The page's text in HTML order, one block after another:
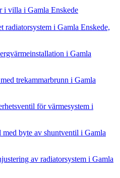
i villa i Gamla Enskede
radiatorsystem i Gamla Enskede,
i Gamla
trekammarbrunn i Gamla
för värmesystem i
byte av shuntventil i Gamla
av radiatorsystem i Gamla